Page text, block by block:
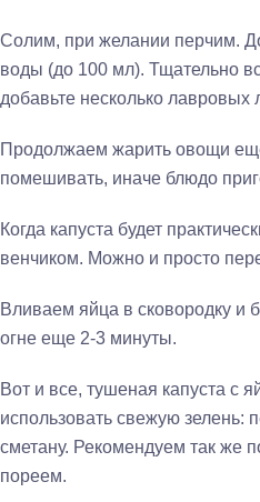
Солим, при желании перчим.
воды (до 100 мл). Тщательно
добавьте несколько
Продолжаем жарить овощи
помешивать, иначе блюдо
Когда капуста будет
венчиком. Можно и просто
Вливаем яйца в сковородку
огне еще 2-3 минуты.
Вот и все, тушеная капуста с
использовать свежую зелень:
сметану. Рекомендуем так же
пореем.